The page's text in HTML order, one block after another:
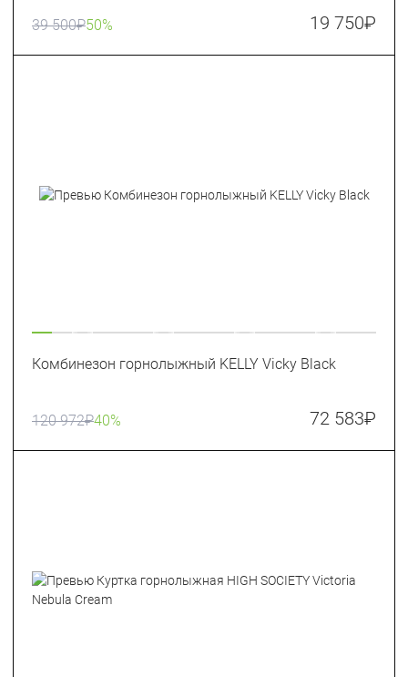
39 500₽50% 19 750₽
Комбинезон горнолыжный KELLY Vicky Black
120 972₽40% 72 583₽